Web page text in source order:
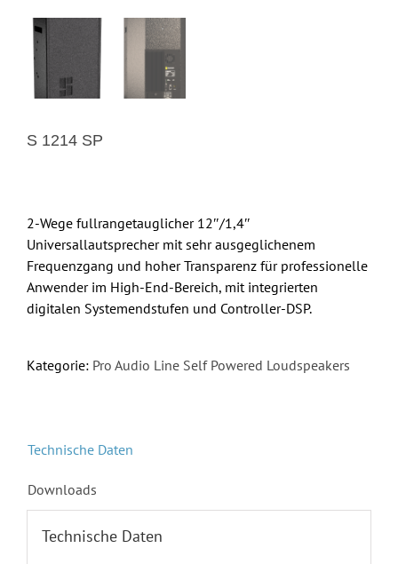
S 1214 SP
2-Wege fullrangetauglicher 12″/1,4″
Universallautsprecher mit sehr ausgeglichenem
Frequenzgang und hoher Transparenz für professionelle
Anwender im High-End-Bereich, mit integrierten
digitalen Systemendstufen und Controller-DSP.
Kategorie: Pro Audio Line Self Powered Loudspeakers
Technische Daten
Downloads
Technische Daten